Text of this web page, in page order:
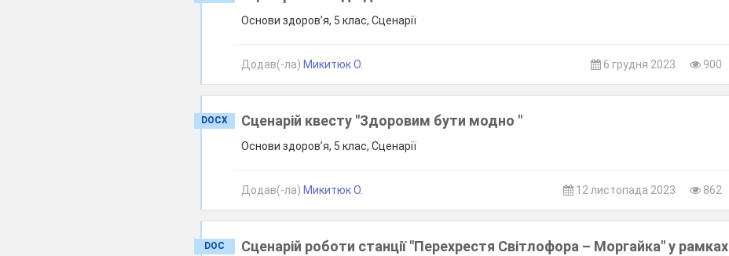
Основи здоров’я, 5 клас, Сценарії
Додав(-ла) Микитюк О. 6 грудня 2023 900
DOCX Сценарій квесту "Здоровим бути модно "
Основи здоров’я, 5 клас, Сценарії
Додав(-ла) Микитюк О. 12 листопада 2023 862
DOC
Сценарій роботи станції "Перехрестя Світлофора – Моргайка" у рамках